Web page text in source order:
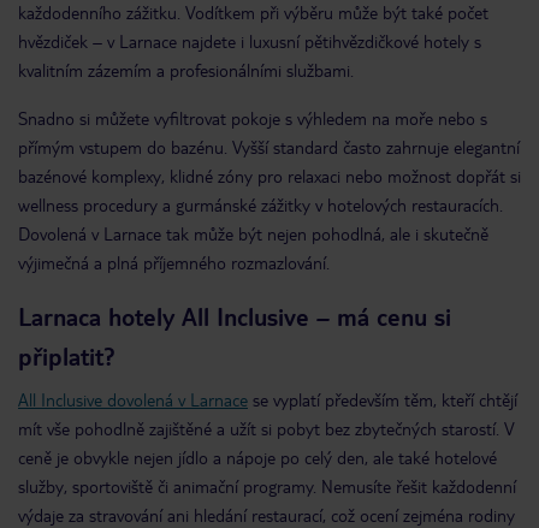
každodenního zážitku. Vodítkem při výběru může být také počet
hvězdiček – v Larnace najdete i luxusní pětihvězdičkové hotely s
kvalitním zázemím a profesionálními službami.
Snadno si můžete vyfiltrovat pokoje s výhledem na moře nebo s
přímým vstupem do bazénu. Vyšší standard často zahrnuje elegantní
bazénové komplexy, klidné zóny pro relaxaci nebo možnost dopřát si
wellness procedury a gurmánské zážitky v hotelových restauracích.
Dovolená v Larnace tak může být nejen pohodlná, ale i skutečně
výjimečná a plná příjemného rozmazlování.
Larnaca hotely All Inclusive – má cenu si
připlatit?
All Inclusive dovolená v Larnace se vyplatí především těm, kteří chtějí
mít vše pohodlně zajištěné a užít si pobyt bez zbytečných starostí. V
ceně je obvykle nejen jídlo a nápoje po celý den, ale také hotelové
služby, sportoviště či animační programy. Nemusíte řešit každodenní
výdaje za stravování ani hledání restaurací, což ocení zejména rodiny